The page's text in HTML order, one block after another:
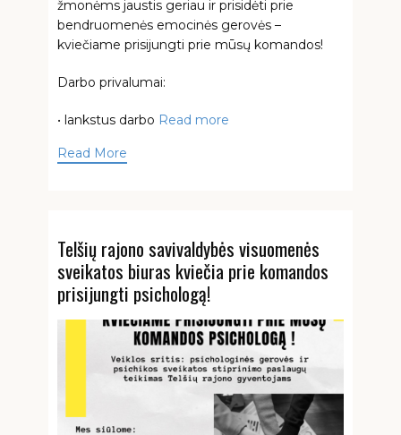
žmonėms jaustis geriau ir prisidėti prie
bendruomenės emocinės gerovės –
kviečiame prisijungti prie mūsų komandos!
Darbo privalumai:
• lankstus darbo Read more
Read More
Telšių rajono savivaldybės visuomenės
sveikatos biuras kviečia prie komandos
prisijungti psichologą!